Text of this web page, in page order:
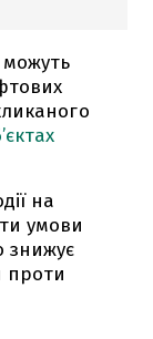
можуть
на
умови
знижує
проти